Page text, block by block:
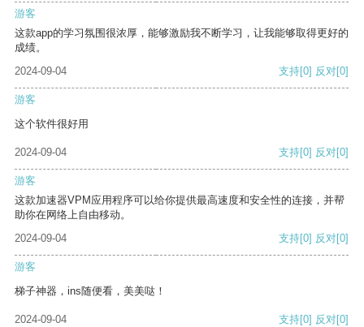
游客
这款app的学习氛围很浓厚，能够激励我不断学习，让我能够取得更好的
成绩。
2024-09-04
支持[0] 反对[0]
游客
这个软件很好用
2024-09-04 支持[0] 反对[0]
游客
这款加速器VPM应用程序可以给你提供最高速度和安全性的连接，并帮
助你在网络上自由移动。
2024-09-04
支持[0] 反对[0]
游客
梯子神器，ins随便看，美美哒！
2024-09-04 支持[0] 反对[0]